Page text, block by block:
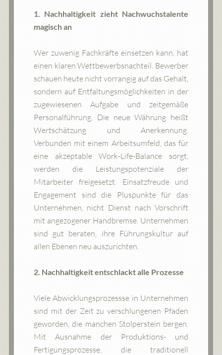
1. Nachhaltigkeit zieht Nachwuchstalente
magisch an
Wer zuwenig Fachkräfte einsetzen kann, hat
einen klaren Wettbewerbsnachteil. Bewerber
schauen heute nicht vorrangig auf das Gehalt,
sondern auf Entfaltungsmöglichkeiten in der
zugewiesenen Aufgabe und zeitgemäße
Personalführung. Die neue Währung heißt
Wertschätzung und Anerkennung.
Verbunden mit einem Arbeitsumfeld, das für
eine akzeptable Work-Life-Balance sorgt,
werden die Leistungspotenziale der
Mitarbeiter freigesetzt. Einsatzfreude und
Engagement sind die Pluspunkte für das
Unternehmen, nicht Dienst nach Vorschrift
mit angezogener Handbremse. Unternehmen
sind gut beraten, ihre Führungskultur auf
allen Ebenen neu auszurichten.
2. Nachhaltigkeit entschlackt alle Prozesse
Viele Abwicklungsprozessse in Unternehmen
sind mit der Zeit zu verschlungenen Pfaden
geworden, die manchen Stolperstein bergen.
Mit Ausnahme der Produktions- und
Fertigungsprozesse, die traditionell